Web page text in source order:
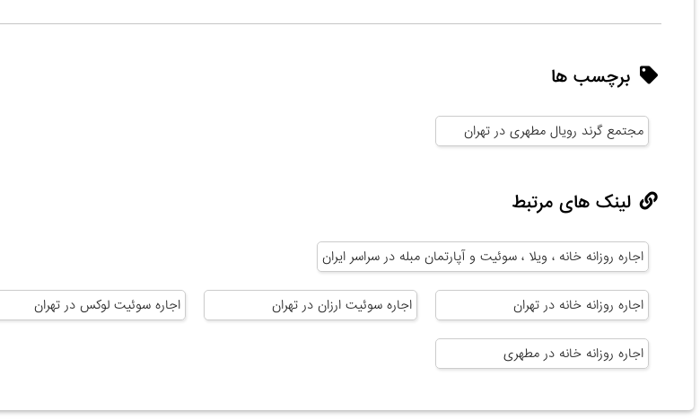
برچسب ها
مجتمع گرند رویال مطهری در تهران
لینک های مرتبط
اجاره روزانه خانه ، ویلا ، سوئیت و آپارتمان مبله در سراسر ایران
اجاره روزانه خانه در تهران اجاره سوئیت ارزان در تهران اجاره سوئیت لوکس در تهران
اجاره روزانه خانه در مطهری